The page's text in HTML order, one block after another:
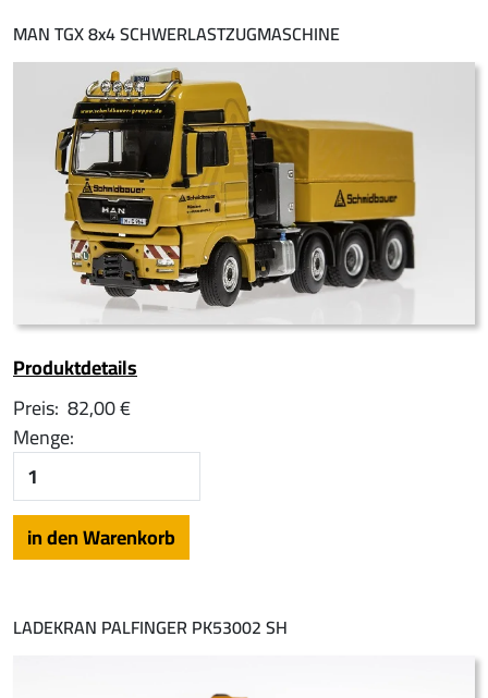
MAN TGX 8x4 SCHWERLASTZUGMASCHINE
Produktdetails
Preis: 82,00 €
Menge:
LADEKRAN PALFINGER PK53002 SH